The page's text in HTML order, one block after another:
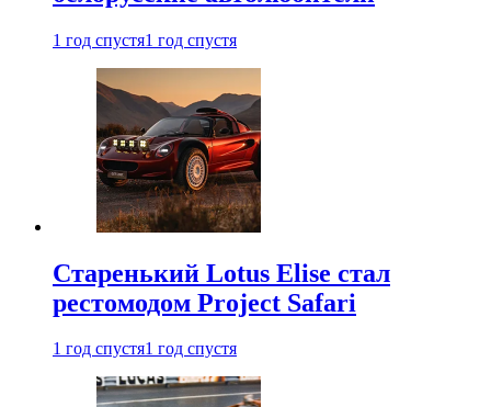
1 год спустя1 год спустя
Старенький Lotus Elise стал
рестомодом Project Safari
1 год спустя1 год спустя